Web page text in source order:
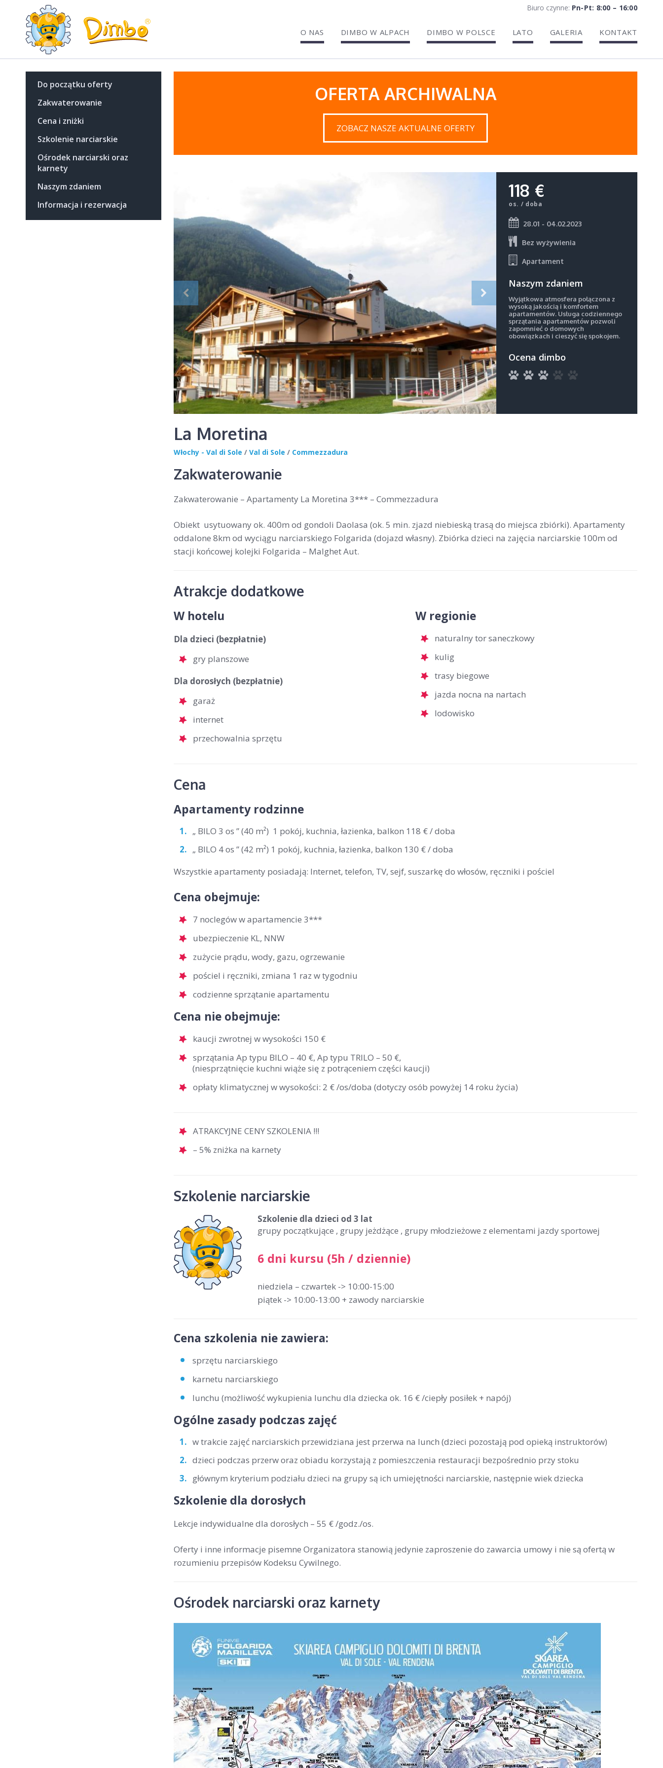
Biuro czynne: Pn-Pt: 8:00 – 16:00
O NAS DIMBO W ALPACH DIMBO W POLSCE LATO GALERIA KONTAKT
Do początku oferty
Zakwaterowanie
Cena i zniżki
Szkolenie narciarskie
Ośrodek narciarski oraz
karnety
Naszym zdaniem
Informacja i rezerwacja
OFERTA ARCHIWALNA
ZOBACZ NASZE AKTUALNE OFERTY
118 €
os. / doba
28.01 - 04.02.2023
Bez wyżywienia
Apartament
Naszym zdaniem
Wyjątkowa atmosfera połączona z
wysoką jakością i komfortem
apartamentów. Usługa codziennego
sprzątania apartamentów pozwoli
zapomnieć o domowych
obowiązkach i cieszyć się spokojem.
Ocena dimbo
La Moretina
Włochy - Val di Sole / Val di Sole / Commezzadura
Zakwaterowanie
Zakwaterowanie – Apartamenty La Moretina 3*** – Commezzadura
Obiekt usytuowany ok. 400m od gondoli Daolasa (ok. 5 min. zjazd niebieską trasą do miejsca zbiórki). Apartamenty
oddalone 8km od wyciągu narciarskiego Folgarida (dojazd własny). Zbiórka dzieci na zajęcia narciarskie 100m od
stacji końcowej kolejki Folgarida – Malghet Aut.
Atrakcje dodatkowe
W hotelu
Dla dzieci (bezpłatnie)
gry planszowe
Dla dorosłych (bezpłatnie)
garaż
internet
przechowalnia sprzętu
W regionie
naturalny tor saneczkowy
kulig
trasy biegowe
jazda nocna na nartach
lodowisko
Cena
Apartamenty rodzinne
„ BILO 3 os ” (40 m²) 1 pokój, kuchnia, łazienka, balkon 118 € / doba
„ BILO 4 os ” (42 m²) 1 pokój, kuchnia, łazienka, balkon 130 € / doba
Wszystkie apartamenty posiadają: Internet, telefon, TV, sejf, suszarkę do włosów, ręczniki i pościel
Cena obejmuje:
7 noclegów w apartamencie 3***
ubezpieczenie KL, NNW
zużycie prądu, wody, gazu, ogrzewanie
pościel i ręczniki, zmiana 1 raz w tygodniu
codzienne sprzątanie apartamentu
Cena nie obejmuje:
kaucji zwrotnej w wysokości 150 €
sprzątania Ap typu BILO – 40 €, Ap typu TRILO – 50 €,
(niesprzątnięcie kuchni wiąże się z potrąceniem części kaucji)
opłaty klimatycznej w wysokości: 2 € /os/doba (dotyczy osób powyżej 14 roku życia)
ATRAKCYJNE CENY SZKOLENIA !!!
– 5% zniżka na karnety
Szkolenie narciarskie
Szkolenie dla dzieci od 3 lat
grupy początkujące , grupy jeżdżące , grupy młodzieżowe z elementami jazdy sportowej
6 dni kursu (5h / dziennie)
niedziela – czwartek -> 10:00-15:00
piątek -> 10:00-13:00 + zawody narciarskie
Cena szkolenia nie zawiera:
sprzętu narciarskiego
karnetu narciarskiego
lunchu (możliwość wykupienia lunchu dla dziecka ok. 16 € /ciepły posiłek + napój)
Ogólne zasady podczas zajęć
w trakcie zajęć narciarskich przewidziana jest przerwa na lunch (dzieci pozostają pod opieką instruktorów)
dzieci podczas przerw oraz obiadu korzystają z pomieszczenia restauracji bezpośrednio przy stoku
głównym kryterium podziału dzieci na grupy są ich umiejętności narciarskie, następnie wiek dziecka
Szkolenie dla dorosłych
Lekcje indywidualne dla dorosłych – 55 € /godz./os.
Oferty i inne informacje pisemne Organizatora stanowią jedynie zaproszenie do zawarcia umowy i nie są ofertą w
rozumieniu przepisów Kodeksu Cywilnego.
Ośrodek narciarski oraz karnety